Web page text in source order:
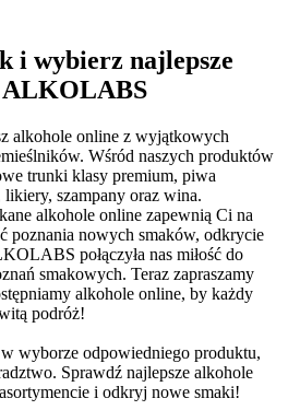
i wybierz najlepsze
ALKOLABS
alkohole online z wyjątkowych
Wśród naszych produktów
trunki klasy premium, piwa
szampany oraz wina.
alkohole online zapewnią Ci na
poznania nowych smaków, odkrycie
połączyła nas miłość do
smakowych. Teraz zapraszamy
alkohole online, by każdy
podróż!
wyborze odpowiedniego produktu,
Sprawdź najlepsze alkohole
i odkryj nowe smaki!